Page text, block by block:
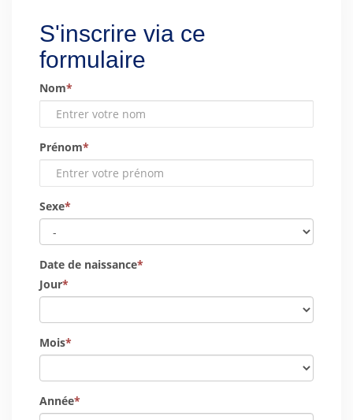
S'inscrire via ce
formulaire
Nom*
Prénom*
Sexe*
Date de naissance*
Jour*
Mois*
Année*